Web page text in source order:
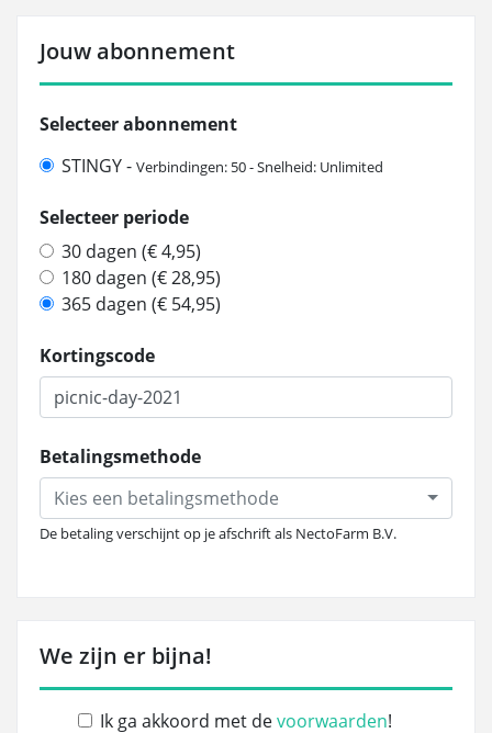
Jouw abonnement
Selecteer abonnement
STINGY - Verbindingen: 50 - Snelheid: Unlimited
Selecteer periode
30 dagen (€ 4,95)
180 dagen (€ 28,95)
365 dagen (€ 54,95)
Kortingscode
Betalingsmethode
Kies een betalingsmethode
De betaling verschijnt op je afschrift als NectoFarm B.V.
We zijn er bijna!
Ik ga akkoord met devoorwaarden!